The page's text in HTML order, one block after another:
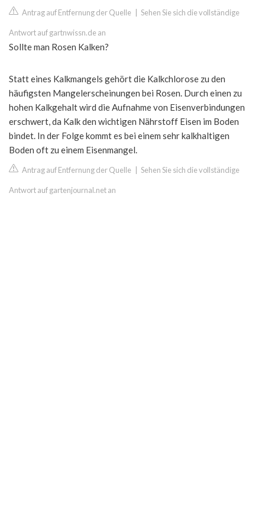
Antrag auf Entfernung der Quelle Sehen Sie sich die vollständige
Antwort auf gartnwissn.de an
Sollte man Rosen Kalken?
Statt eines Kalkmangels gehört die Kalkchlorose zu den
häufigsten Mangelerscheinungen bei Rosen. Durch einen zu
hohen Kalkgehalt wird die Aufnahme von Eisenverbindungen
erschwert, da Kalk den wichtigen Nährstoff Eisen im Boden
bindet. In der Folge kommt es bei einem sehr kalkhaltigen
Boden oft zu einem Eisenmangel.
Antrag auf Entfernung der Quelle Sehen Sie sich die vollständige
Antwort auf gartenjournal.net an